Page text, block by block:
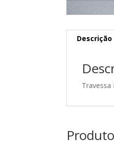
Descrição
Travessa